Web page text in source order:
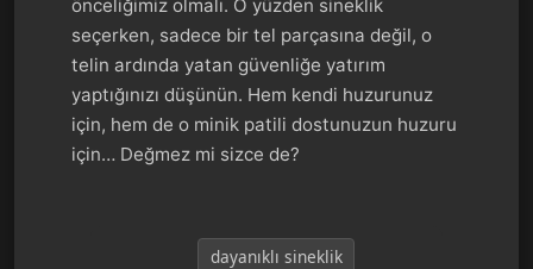
önceliğimiz olmalı. O yüzden sineklik
seçerken, sadece bir tel parçasına değil, o
telin ardında yatan güvenliğe yatırım
yaptığınızı düşünün. Hem kendi huzurunuz
için, hem de o minik patili dostunuzun huzuru
için… Değmez mi sizce de?
dayanıklı sineklik